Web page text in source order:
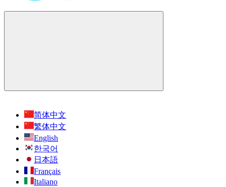
简体中文
繁体中文
English
한국어
日本語
Français
Italiano